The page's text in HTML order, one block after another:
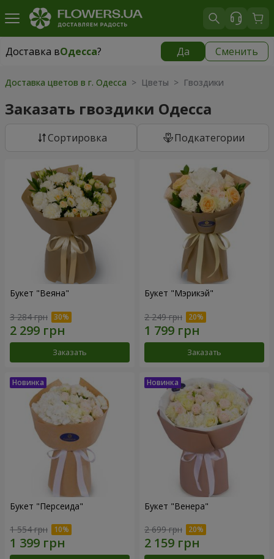
Доставка вОдесса? Да Сменить
Доставка вОдесса
Доставка цветов в г. Одесса > Цветы > Гвоздики
Заказать гвоздики Одесса
Cортировка Подкатегории
Букет "Веяна"
3 284 грн
Заказать
Букет "Мэрикэй"
2 249 грн
Заказать
Букет "Персеида"
1 554 грн
Букет "Венера"
2 699 грн